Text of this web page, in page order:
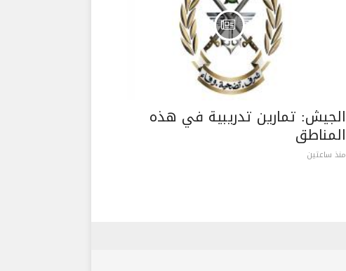
الجيش: تمارين تدريبية في هذه
المناطق
منذ ساعتين